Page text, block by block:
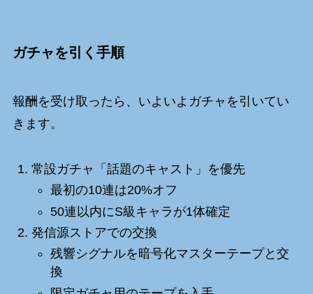
ガチャを引く手順
報酬を受け取ったら、いよいよガチャを引いてい
きます。
常設ガチャ「話題のキャスト」を優先
最初の10連は20%オフ
50連以内にS級キャラが1体確定
発信源ストアでの交換
残響シグナルを暗号化マスターテープと交
換